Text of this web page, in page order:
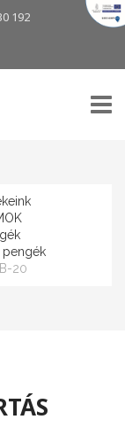
192
pengék
20